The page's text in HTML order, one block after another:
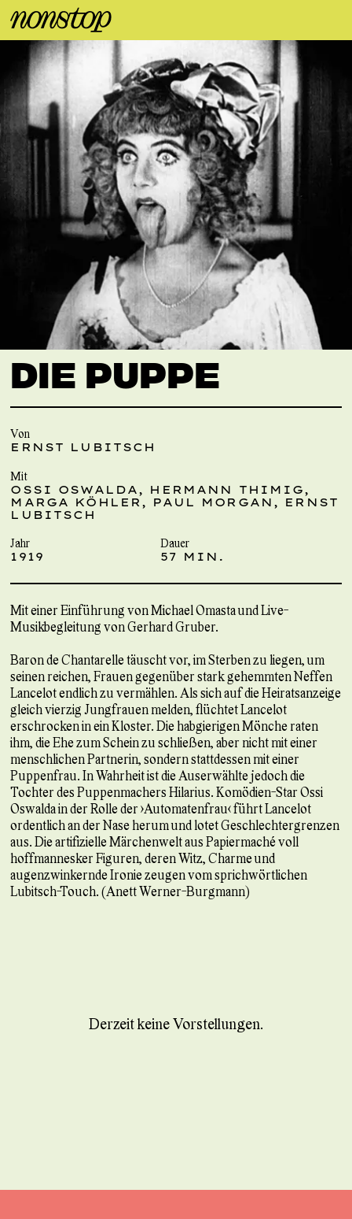
Derzeit keine Vorstellungen.
DIE PUPPE
Von
ERNST LUBITSCH
Mit
OSSI OSWALDA, HERMANN THIMIG,
MARGA KÖHLER, PAUL MORGAN, ERNST
LUBITSCH
Jahr
1919
Dauer
57 MIN.
Mit einer Einführung von Michael Omasta und Live-
Musikbegleitung von Gerhard Gruber.
Baron de Chantarelle täuscht vor, im Sterben zu liegen, um
seinen reichen, Frauen gegenüber stark gehemmten Neffen
Lancelot endlich zu vermählen. Als sich auf die Heiratsanzeige
gleich vierzig Jungfrauen melden, flüchtet Lancelot
erschrocken in ein Kloster. Die habgierigen Mönche raten
ihm, die Ehe zum Schein zu schließen, aber nicht mit einer
menschlichen Partnerin, sondern stattdessen mit einer
Puppenfrau. In Wahrheit ist die Auserwählte jedoch die
Tochter des Puppenmachers Hilarius. Komödien-Star Ossi
Oswalda in der Rolle der »Automatenfrau« führt Lancelot
ordentlich an der Nase herum und lotet Geschlechtergrenzen
aus. Die artifizielle Märchenwelt aus Papiermaché voll
hoffmannesker Figuren, deren Witz, Charme und
augenzwinkernde Ironie zeugen vom sprichwörtlichen
Lubitsch-Touch. (Anett Werner-Burgmann)